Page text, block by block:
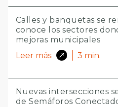
Calles y banquetas se
conoce los sectores
mejoras municipales
Leer más
3 min.
Nuevas intersecciones
de Semáforos